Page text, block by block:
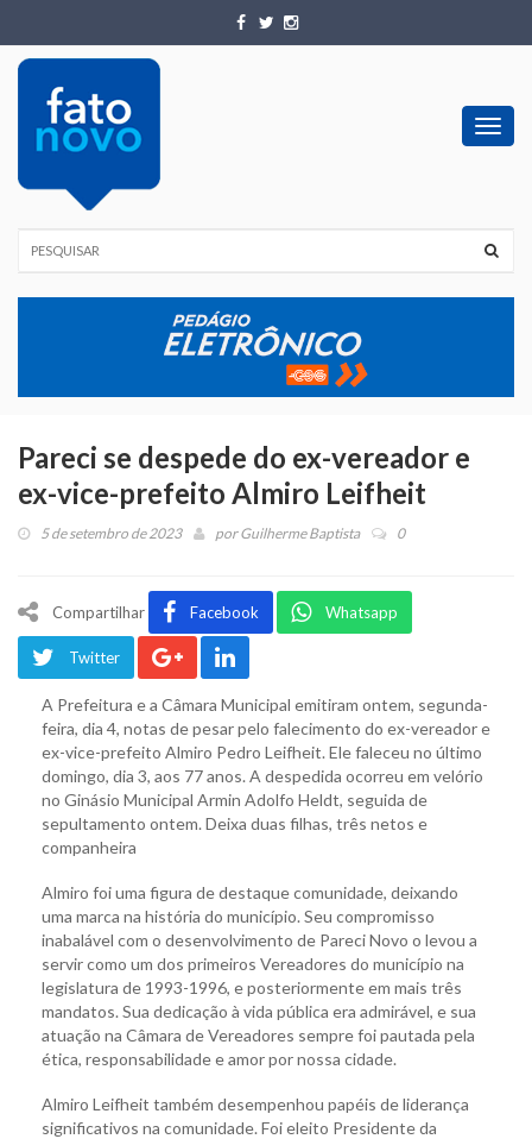
Pareci se despede do ex-vereador e
ex-vice-prefeito Almiro Leifheit
5 de setembro de 2023 porGuilherme Baptista 0
Compartilhar Facebook Whatsapp
Twitter
A Prefeitura e a Câmara Municipal emitiram ontem, segunda-
feira, dia 4, notas de pesar pelo falecimento do ex-vereador e
ex-vice-prefeito Almiro Pedro Leifheit. Ele faleceu no último
domingo, dia 3, aos 77 anos. A despedida ocorreu em velório
no Ginásio Municipal Armin Adolfo Heldt, seguida de
sepultamento ontem. Deixa duas filhas, três netos e
companheira
Almiro foi uma figura de destaque comunidade, deixando
uma marca na história do município. Seu compromisso
inabalável com o desenvolvimento de Pareci Novo o levou a
servir como um dos primeiros Vereadores do município na
legislatura de 1993-1996, e posteriormente em mais três
mandatos. Sua dedicação à vida pública era admirável, e sua
atuação na Câmara de Vereadores sempre foi pautada pela
ética, responsabilidade e amor por nossa cidade.
Almiro Leifheit também desempenhou papéis de liderança
significativos na comunidade. Foi eleito Presidente da